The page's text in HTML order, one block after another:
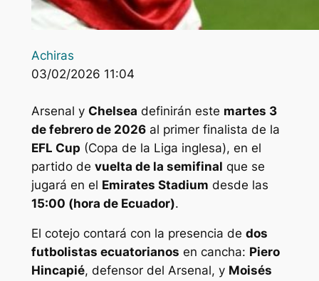
Achiras
03/02/2026 11:04
Arsenal y Chelsea definirán este martes 3
de febrero de 2026al primer finalista de la
EFL Cup (Copa de la Liga inglesa), en el
partido de vuelta de la semifinal que se
jugará en el Emirates Stadium desde las
15:00 (hora de Ecuador).
El cotejo contará con la presencia de dos
futbolistas ecuatorianos en cancha: Piero
Hincapié, defensor del Arsenal, y Moisés